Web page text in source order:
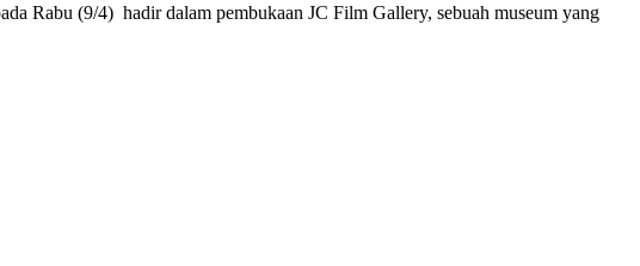
Rabu (9/4) hadir dalam pembukaan JC Film Gallery, sebuah museum yang